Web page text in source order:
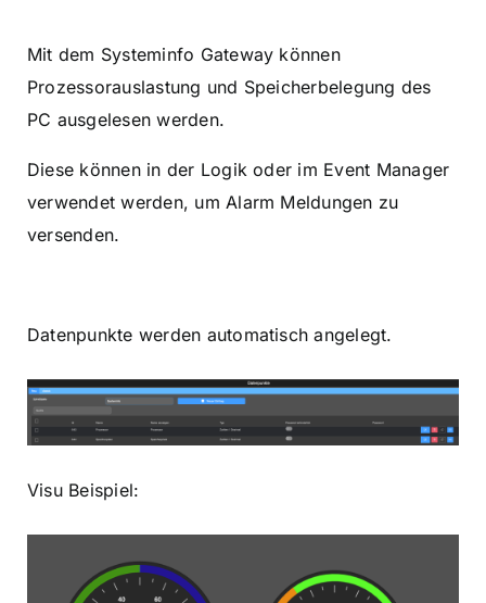
Mit dem Systeminfo Gateway können
Prozessorauslastung und Speicherbelegung des
PC ausgelesen werden.
Diese können in der Logik oder im Event Manager
verwendet werden, um Alarm Meldungen zu
versenden.
Datenpunkte werden automatisch angelegt.
Visu Beispiel: